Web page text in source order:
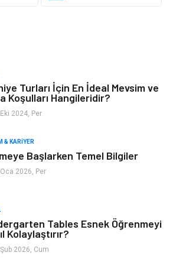
Gençlik & Eğlence
Evlilik Rehberi
Anne & Çocuk
Gayrimenkul
Turları İçin En İdeal Mevsim ve
Koşulları Hangileridir?
2024, Per
& KARIYER
Başlarken Temel Bilgiler
2026, Per
Tables Esnek Öğrenmeyi
Kolaylaştırır?
2026, Cum